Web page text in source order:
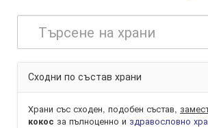
Сходни по състав храни
Храни със сходен, подобен състав,
кокос за пълноценно и здравословно